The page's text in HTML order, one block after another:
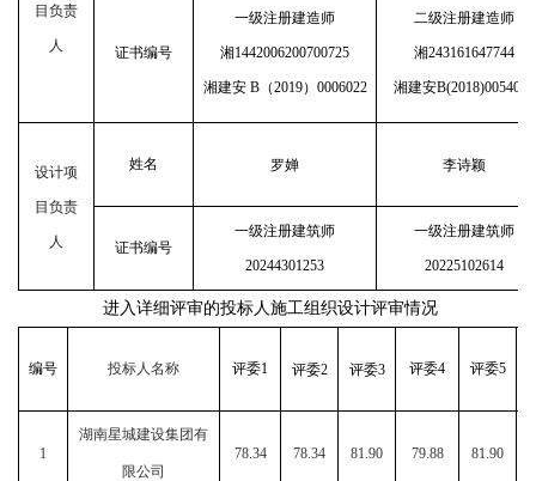
目负责
人 证书编号
一级注册建造师
湘1442006200700725
湘建安 B（2019）0006022
二级注册建造师
湘243161647744
湘建安B(2018)0054017
设计项
目负责
人
姓名 罗婵 李诗颖
证书编号
一级注册建筑师
20244301253
一级注册建筑师
20225102614
进入详细评审的投标人施工组织设计评审情况
编号 投标人名称 评委1 评委2 评委3 评委4 评委5
1
湖南星城建设集团有
限公司
78.34 78.34 81.90 79.88 81.90